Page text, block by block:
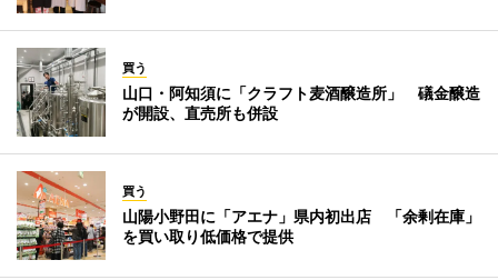
買う
山口・阿知須に「クラフト麦酒醸造所」 礒金醸造
が開設、直売所も併設
買う
山陽小野田に「アエナ」県内初出店 「余剰在庫」
を買い取り低価格で提供